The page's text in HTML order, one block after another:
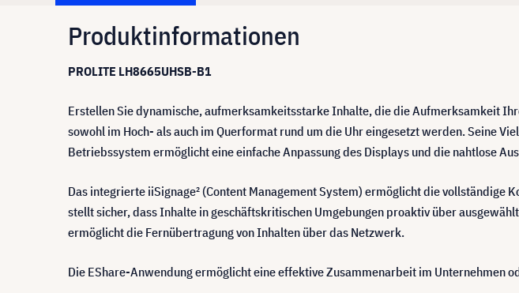
Produktinformationen
PROLITE LH8665UHSB-B1
Erstellen Sie dynamische, aufmerksamkeitsstarke Inhalte, die die Aufmerksamkeit
sowohl im Hoch- als auch im Querformat rund um die Uhr eingesetzt werden. Seine
Betriebssystem ermöglicht eine einfache Anpassung des Displays und die nahtlose
Das integrierte iiSignage² (Content Management System) ermöglicht die vollständige
stellt sicher, dass Inhalte in geschäftskritischen Umgebungen proaktiv über
ermöglicht die Fernübertragung von Inhalten über das Netzwerk.
Die EShare-Anwendung ermöglicht eine effektive Zusammenarbeit im Unternehmen